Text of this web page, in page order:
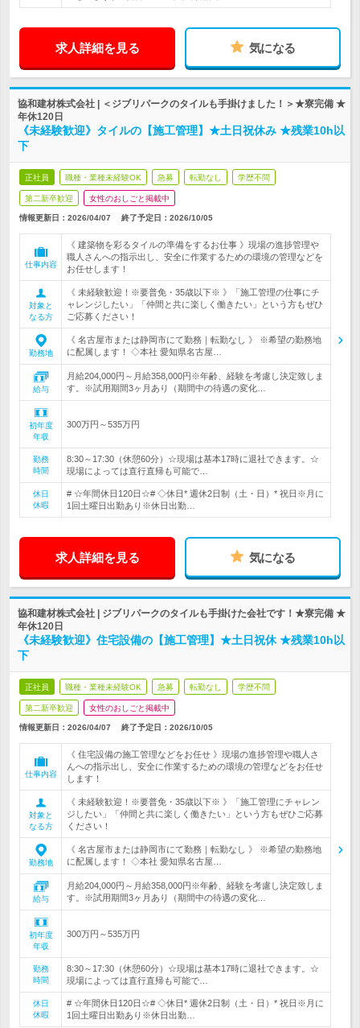
求人詳細を見る 気になる
協和建材株式会社 | ＜ジブリパークのタイルも手掛けました！＞★寮完備 ★
年休120日
《未経験歓迎》タイルの【施工管理】★土日祝休み ★残業10h以
下
正社員 職種・業種未経験OK 急募 転勤なし 学歴不問
第二新卒歓迎 女性のおしごと掲載中
情報更新日：2026/04/07 終了予定日： 2026/10/05
仕事内容
《 建築物を彩るタイルの準備をするお仕事 》現場の進捗管理や
職人さんへの指示出し、安全に作業するための環境の管理などを
お任せします！
対象と
なる方
《 未経験歓迎！※要普免・35歳以下※ 》「施工管理の仕事にチ
ャレンジしたい」「仲間と共に楽しく働きたい」という方もぜひ
ご応募ください！
勤務地
《 名古屋市または静岡市にて勤務｜転勤なし 》 ※希望の勤務地
に配属します！ ◇本社 愛知県名古屋…
給与
月給204,000円～月給358,000円※年齢、経験を考慮し決定致しま
す。※試用期間3ヶ月あり（期間中の待遇の変化…
初年度
年収
300万円～535万円
勤務
時間
8:30～17:30（休憩60分）☆現場は基本17時に退社できます。☆
現場によっては直行直帰も可能で…
休日
休暇
# ☆年間休日120日☆# ◇休日* 週休2日制（土・日）* 祝日※月に
1回土曜日出勤あり※休日出勤…
求人詳細を見る 気になる
協和建材株式会社 | ジブリパークのタイルも手掛けた会社です！★寮完備 ★
年休120日
《未経験歓迎》住宅設備の【施工管理】★土日祝休 ★残業10h以
下
正社員 職種・業種未経験OK 急募 転勤なし 学歴不問
第二新卒歓迎 女性のおしごと掲載中
情報更新日：2026/04/07 終了予定日： 2026/10/05
仕事内容
《 住宅設備の施工管理などをお任せ 》現場の進捗管理や職人さ
んへの指示出し、安全に作業するための環境の管理などをお任せ
します！
対象と
なる方
《 未経験歓迎！※要普免・35歳以下※ 》「施工管理にチャレン
ジしたい」「仲間と共に楽しく働きたい」という方もぜひご応募
ください！
勤務地
《 名古屋市または静岡市にて勤務｜転勤なし 》 ※希望の勤務地
に配属します！ ◇本社 愛知県名古屋…
給与
月給204,000円～月給358,000円※年齢、経験を考慮し決定致しま
す。※試用期間3ヶ月あり（期間中の待遇の変化…
初年度
年収
300万円～535万円
勤務
時間
8:30～17:30（休憩60分）☆現場は基本17時に退社できます。☆
現場によっては直行直帰も可能で…
休日
休暇
# ☆年間休日120日☆# ◇休日* 週休2日制（土・日）* 祝日※月に
1回土曜日出勤あり※休日出勤…